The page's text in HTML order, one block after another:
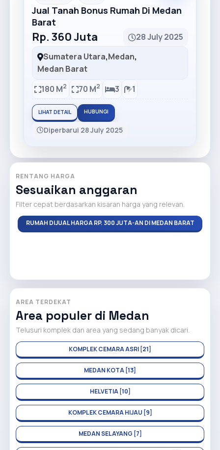
Jual Tanah Bonus Rumah Di Medan
Barat
Rp. 360 Juta
28 July 2025
Sumatera Utara,Medan,
Medan Barat
180 M2 70 M2 3 1
LIHAT DETAIL HUBUNGI
Diperbarui 28 July 2025
RENTANG HARGA
Sesuaikan anggaran
Filter cepat berdasarkan kisaran harga yang relevan.
RUMAH DIJUAL HARGA RP. 300 JUTA-AN DI MEDAN BARAT
AREA TERDEKAT
Area populer di Medan
Telusuri komplek dan area yang sedang banyak dicari.
KOMPLEK CEMARA ASRI [21]
MEDAN KOTA [13]
HELVETIA [10]
KOMPLEK CEMARA HIJAU [9]
MEDAN SELAYANG [7]